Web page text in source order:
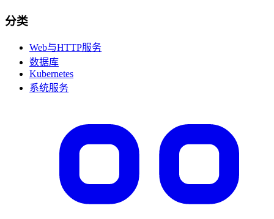
分类
Web与HTTP服务
数据库
Kubernetes
系统服务